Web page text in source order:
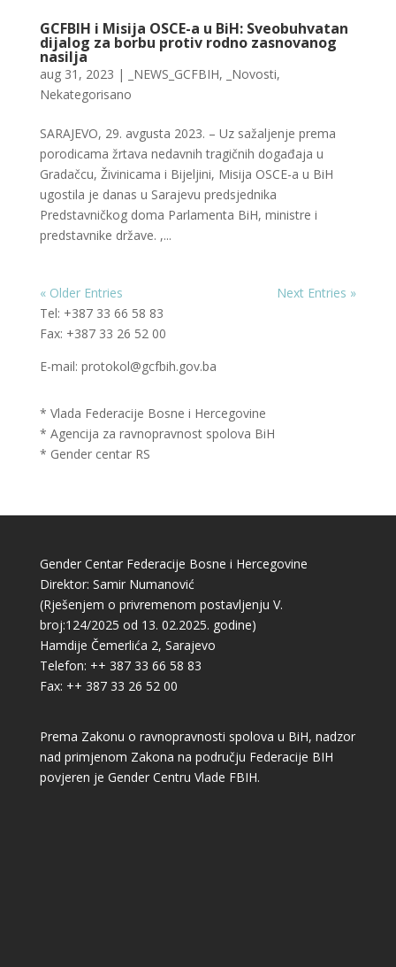
GCFBIH i Misija OSCE-a u BiH: Sveobuhvatan
dijalog za borbu protiv rodno zasnovanog
nasilja
aug 31, 2023 | _NEWS_GCFBIH, _Novosti,
Nekategorisano
SARAJEVO, 29. avgusta 2023. – Uz sažaljenje prema
porodicama žrtava nedavnih tragičnih događaja u
Gradačcu, Živinicama i Bijeljini, Misija OSCE-a u BiH
ugostila je danas u Sarajevu predsjednika
Predstavničkog doma Parlamenta BiH, ministre i
predstavnike države. ,...
« Older Entries
Next Entries »
Tel: +387 33 66 58 83
Fax: +387 33 26 52 00
E-mail: protokol@gcfbih.gov.ba
* Vlada Federacije Bosne i Hercegovine
* Agencija za ravnopravnost spolova BiH
* Gender centar RS
Gender Centar Federacije Bosne i Hercegovine
Direktor: Samir Numanović
(Rješenjem o privremenom postavljenju V.
broj:124/2025 od 13. 02.2025. godine)
Hamdije Čemerlića 2, Sarajevo
Telefon: ++ 387 33 66 58 83
Fax: ++ 387 33 26 52 00
Prema Zakonu o ravnopravnosti spolova u BiH, nadzor
nad primjenom Zakona na području Federacije BIH
povjeren je Gender Centru Vlade FBIH.